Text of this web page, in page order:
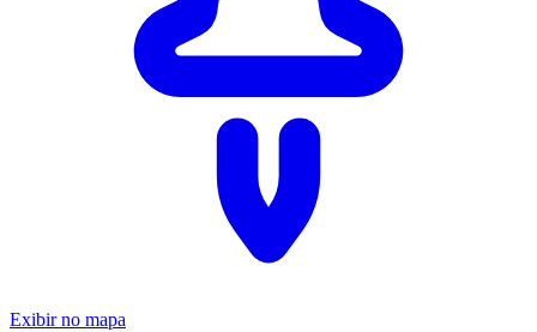
Exibir no mapa